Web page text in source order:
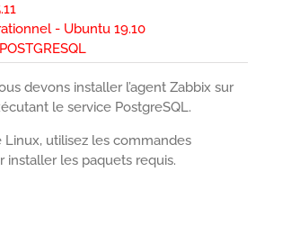
- Ubuntu 19.10
devons installer l’agent Zabbix sur
le service PostgreSQL.
Linux, utilisez les commandes
installer les paquets requis.